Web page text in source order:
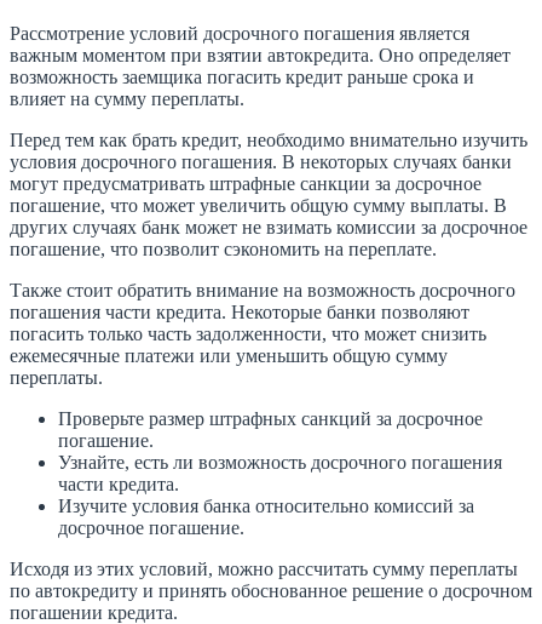
Рассмотрение условий досрочного погашения является
важным моментом при взятии автокредита. Оно определяет
возможность заемщика погасить кредит раньше срока и
влияет на сумму переплаты.
Перед тем как брать кредит, необходимо внимательно изучить
условия досрочного погашения. В некоторых случаях банки
могут предусматривать штрафные санкции за досрочное
погашение, что может увеличить общую сумму выплаты. В
других случаях банк может не взимать комиссии за досрочное
погашение, что позволит сэкономить на переплате.
Также стоит обратить внимание на возможность досрочного
погашения части кредита. Некоторые банки позволяют
погасить только часть задолженности, что может снизить
ежемесячные платежи или уменьшить общую сумму
переплаты.
Проверьте размер штрафных санкций за досрочное
погашение.
Узнайте, есть ли возможность досрочного погашения
части кредита.
Изучите условия банка относительно комиссий за
досрочное погашение.
Исходя из этих условий, можно рассчитать сумму переплаты
по автокредиту и принять обоснованное решение о досрочном
погашении кредита.